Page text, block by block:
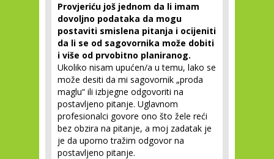
Provjeriću još jednom da li imam
dovoljno podataka da mogu
postaviti smislena pitanja i ocijeniti
da li se od sagovornika može dobiti
i više od prvobitno planiranog.
Ukoliko nisam upućen/a u temu, lako se
može desiti da mi sagovornik „proda
maglu“ ili izbjegne odgovoriti na
postavljeno pitanje. Uglavnom
profesionalci govore ono što žele reći
bez obzira na pitanje, a moj zadatak je
je da uporno tražim odgovor na
postavljeno pitanje.